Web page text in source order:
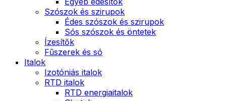
Szószok és szirupok
Édes szószok és szirupok
Sós szószok és öntetek
Ízesítők
Fűszerek és só
Italok
Izotóniás italok
RTD italok
RTD energiaitalok